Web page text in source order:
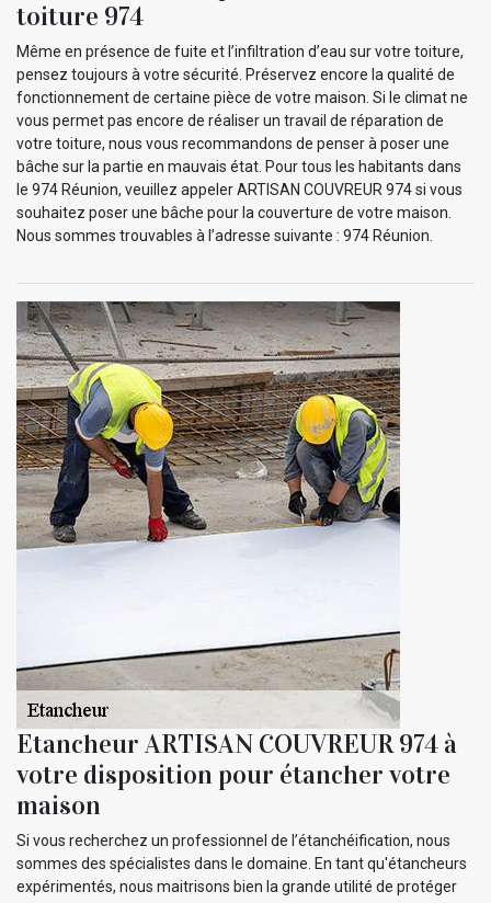
toiture 974
Même en présence de fuite et l’infiltration d’eau sur votre toiture,
pensez toujours à votre sécurité. Préservez encore la qualité de
fonctionnement de certaine pièce de votre maison. Si le climat ne
vous permet pas encore de réaliser un travail de réparation de
votre toiture, nous vous recommandons de penser à poser une
bâche sur la partie en mauvais état. Pour tous les habitants dans
le 974 Réunion, veuillez appeler ARTISAN COUVREUR 974 si vous
souhaitez poser une bâche pour la couverture de votre maison.
Nous sommes trouvables à l’adresse suivante : 974 Réunion.
Etancheur ARTISAN COUVREUR 974 à
votre disposition pour étancher votre
maison
Si vous recherchez un professionnel de l’étanchéification, nous
sommes des spécialistes dans le domaine. En tant qu'étancheurs
expérimentés, nous maitrisons bien la grande utilité de protéger